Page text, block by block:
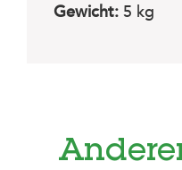
Gewicht: 5 kg